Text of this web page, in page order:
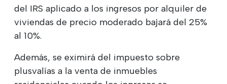
del IRS aplicado a los ingresos por alquiler de
viviendas de precio moderado bajará del 25%
al 10%.
Además, se eximirá del impuesto sobre
plusvalías a la venta de inmuebles